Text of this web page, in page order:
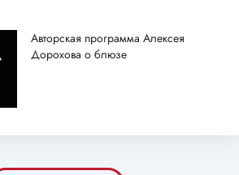
Авторская программа Алексея
Дорохова о блюзе